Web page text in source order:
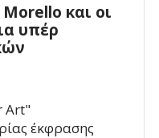
και οι
υπέρ
Art"
έκφρασης